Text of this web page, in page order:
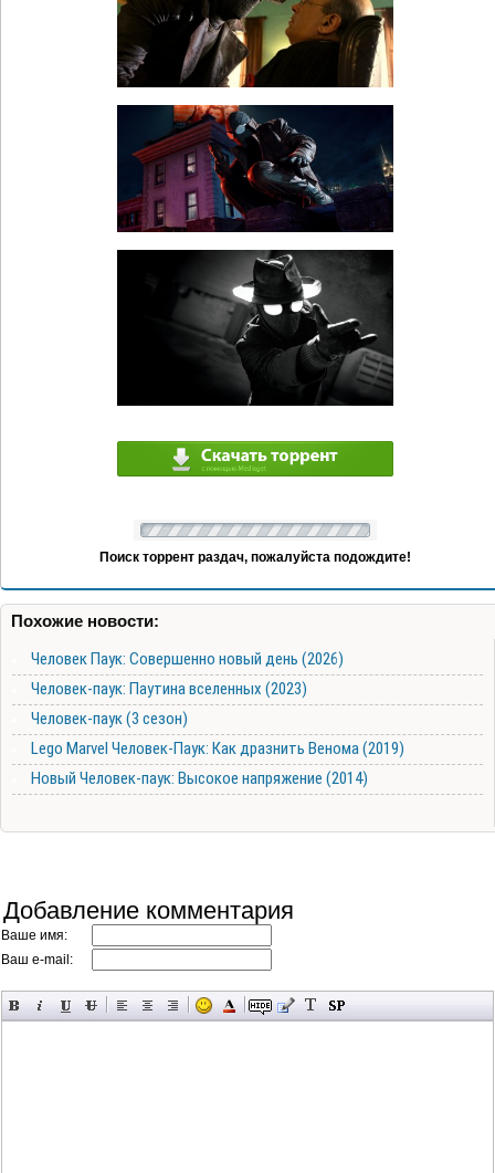
Поиск торрент раздач, пожалуйста подождите!
Похожие новости:
Человек Паук: Совершенно новый день (2026)
Человек-паук: Паутина вселенных (2023)
Человек-паук (3 сезон)
Lego Marvel Человек-Паук: Как дразнить Венома (2019)
Новый Человек-паук: Высокое напряжение (2014)
Добавление комментария
Ваше имя:
Ваш e-mail: